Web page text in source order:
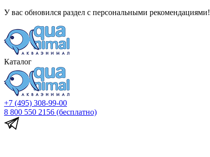
У вас обновился раздел с персональными рекомендациями!
Каталог
+7 (495) 308-99-00
8 800 550 2156 (бесплатно)